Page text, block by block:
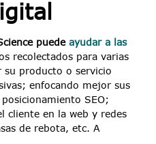
puedeayudar a las
recolectados para varias
su producto o servicio
enfocando mejor sus
SEO;
cliente en la web y redes
de rebota, etc. A